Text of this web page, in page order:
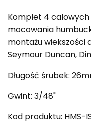
Komplet 4
mocowania
montażu
Seymour Duncan,
Długość śrubek:
Gwint: 3/48"
Kod produktu: HMS-